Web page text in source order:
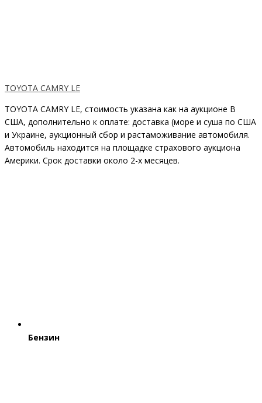
TOYOTA CAMRY LE
TOYOTA CAMRY LE, стоимость указана как на аукционе В
США, дополнительно к оплате: доставка (море и суша по США
и Украине, аукционный сбор и растаможивание автомобиля.
Автомобиль находится на площадке страхового аукциона
Америки. Срок доставки около 2-x месяцев.
Бензин